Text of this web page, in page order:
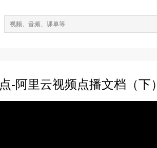
-阿里云视频点播文档（下）